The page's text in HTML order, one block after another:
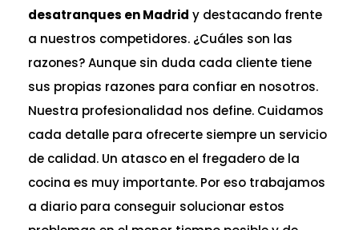
desatranques en Madrid y destacando frente
a nuestros competidores. ¿Cuáles son las
razones? Aunque sin duda cada cliente tiene
sus propias razones para confiar en nosotros.
Nuestra profesionalidad nos define. Cuidamos
cada detalle para ofrecerte siempre un servicio
de calidad. Un atasco en el fregadero de la
cocina es muy importante. Por eso trabajamos
a diario para conseguir solucionar estos